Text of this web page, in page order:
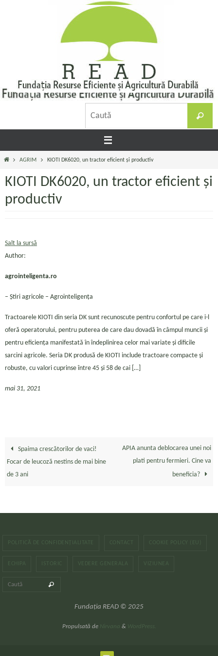
Caută
PrimaAGRIM KIOTI DK6020, un tractor eficient și productiv
KIOTI DK6020, un tractor eficient și
productiv
Salt la sursă
Author:
agrointeligenta.ro
– Ştiri agricole – Agrointeligența
Tractoarele KIOTI din seria DK sunt recunoscute pentru confortul pe care i-l
oferă operatorului, pentru puterea de care dau dovadă în câmpul muncii și
pentru eficiența manifestată în îndeplinirea celor mai variate și dificile
sarcini agricole. Seria DK produsă de KIOTI include tractoare compacte și
robuste, cu valori cuprinse între 45 și 58 de cai […]
mai 31, 2021
Spaima crescătorilor de vaci!
Focar de leucoză nestins de mai bine
de 3 ani
APIA anunta deblocarea unei noi
plati pentru fermieri. Cine va
beneficia?
POLITICĂ DE CONFIDENȚIALITATE CONTACT COOKIE POLICY (EU)
ECHIPA ISTORIC VEDERE GENERALA VIZIUNEA
Caută
Fundația READ © 2025
Propulsată de Nirvana & WordPress.